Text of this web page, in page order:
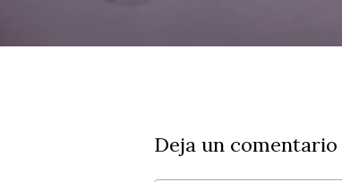
Deja un comentario